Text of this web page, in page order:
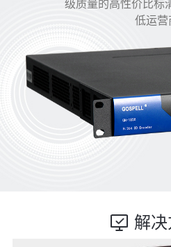
级质量的高性价比标
低运营
解